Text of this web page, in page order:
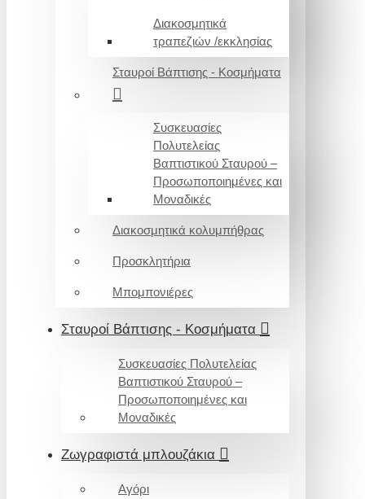
Διακοσμητικά
τραπεζιών /εκκλησίας
Σταυροί Βάπτισης - Κοσμήματα
Συσκευασίες
Πολυτελείας
Βαπτιστικού Σταυρού –
Προσωποποιημένες και
Μοναδικές
Διακοσμητικά κολυμπήθρας
Προσκλητήρια
Μπομπονιέρες
Σταυροί Βάπτισης - Κοσμήματα
Συσκευασίες Πολυτελείας
Βαπτιστικού Σταυρού –
Προσωποποιημένες και
Μοναδικές
Ζωγραφιστά μπλουζάκια
Αγόρι